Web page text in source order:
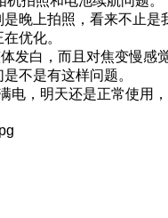
晚上拍照，看来不止是
优化。
发白，而且对焦变慢感
不是有这样问题。
电，明天还是正常使用，